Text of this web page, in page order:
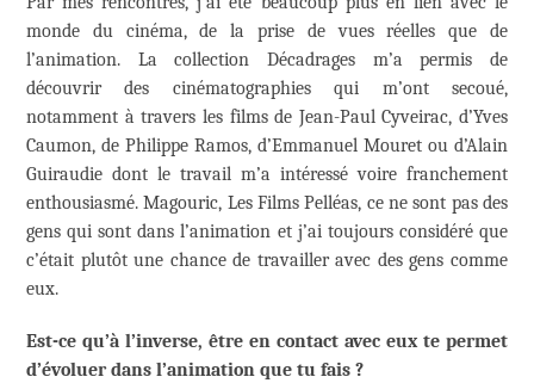
monde du cinéma, de la prise de vues réelles que de
l’animation. La collection Décadrages m’a permis de
découvrir des cinématographies qui m’ont secoué,
notamment à travers les films de Jean-Paul Cyveirac, d’Yves
Caumon, de Philippe Ramos, d’Emmanuel Mouret ou d’Alain
Guiraudie dont le travail m’a intéressé voire franchement
enthousiasmé. Magouric, Les Films Pelléas, ce ne sont pas des
gens qui sont dans l’animation et j’ai toujours considéré que
c’était plutôt une chance de travailler avec des gens comme
eux.
Est-ce qu’à l’inverse, être en contact avec eux te permet
d’évoluer dans l’animation que tu fais ?